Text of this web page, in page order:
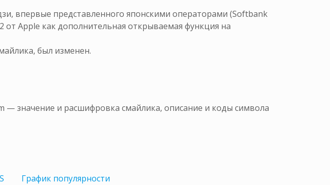
впервые представленного японскими операторами (Softbank
от Apple как дополнительная открываемая функция на
был изменен.
— значение и расшифровка смайлика, описание и коды символа
График популярности